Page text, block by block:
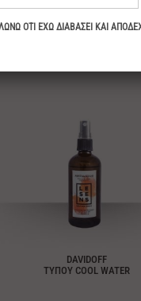
DAVIDOFF
ΤΥΠΟΥ COOL WATER